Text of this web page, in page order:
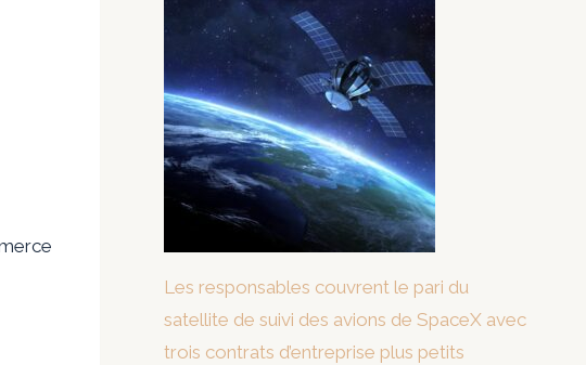
Les responsables couvrent le pari du
satellite de suivi des avions de SpaceX avec
trois contrats d’entreprise plus petits